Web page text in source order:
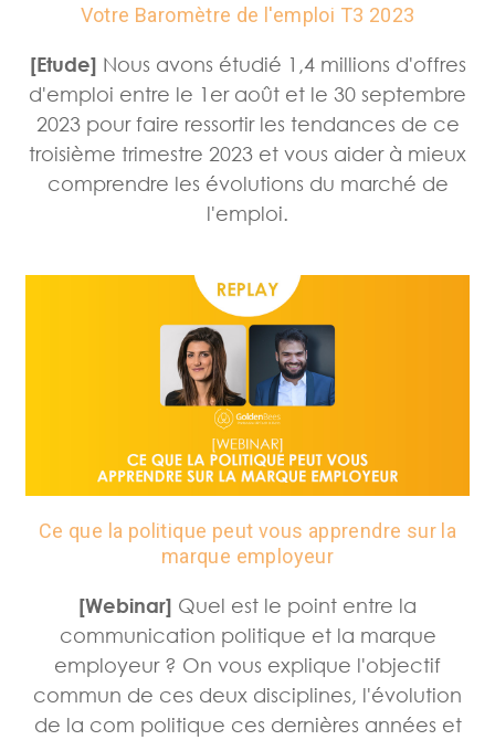
Votre Baromètre de l'emploi T3 2023
[Etude] Nous avons étudié 1,4 millions d'offres
d'emploi entre le 1er août et le 30 septembre
2023 pour faire ressortir les tendances de ce
troisième trimestre 2023 et vous aider à mieux
comprendre les évolutions du marché de
l'emploi.
Ce que la politique peut vous apprendre sur la
marque employeur
[Webinar] Quel est le point entre la
communication politique et la marque
employeur ? On vous explique l'objectif
commun de ces deux disciplines, l'évolution
de la com politique ces dernières années et